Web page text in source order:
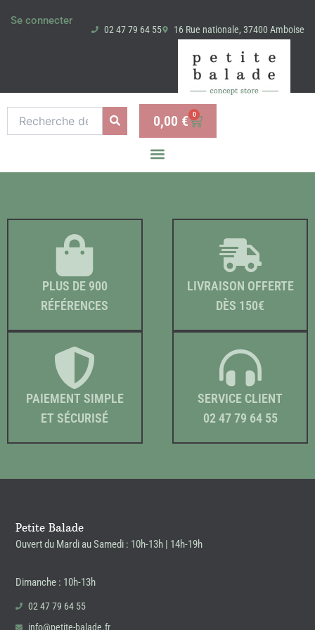
Se connecter
02 47 79 64 55 16 Rue nationale, 37400 Amboise
pour :
0,00 € 0
Panier
PLUS DE 900
RÉFÉRENCES
LIVRAISON OFFERTE
DÈS 150€
PAIEMENT SIMPLE
ET SÉCURISÉ
SERVICE CLIENT
02 47 79 64 55
Petite Balade
Ouvert du Mardi au Samedi : 10h-13h | 14h-19h
Dimanche : 10h-13h
02 47 79 64 55
info@petite-balade.fr